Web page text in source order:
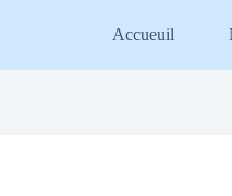
Accueuil